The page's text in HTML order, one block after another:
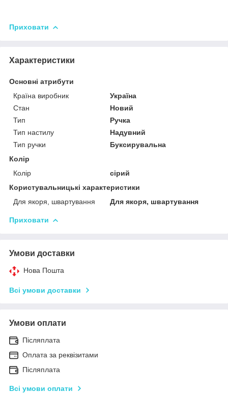
Приховати
Характеристики
Основні атрибути
Країна виробник
Україна
Стан
Новий
Тип
Ручка
Тип настилу
Надувний
Тип ручки
Буксирувальна
Колір
Колір
сірий
Користувальницькі характеристики
Для якоря, швартування
Для якоря, швартування
Приховати
Умови доставки
Нова Пошта
Всі умови доставки
Умови оплати
Післяплата
Оплата за реквізитами
Післяплата
Всі умови оплати